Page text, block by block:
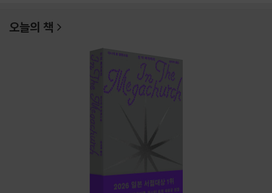
오늘의 책